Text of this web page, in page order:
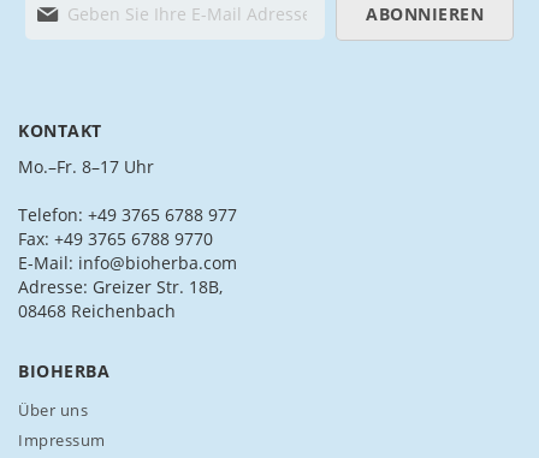
l
S
i
s
i
c
h
f
u
n
ABONNIEREN
KONTAKT
Mo.–Fr. 8–17 Uhr
Telefon: +49 3765 6788 977
Fax: +49 3765 6788 9770
E-Mail: info@bioherba.com
Adresse: Greizer Str. 18B,
08468 Reichenbach
BIOHERBA
Über uns
Impressum